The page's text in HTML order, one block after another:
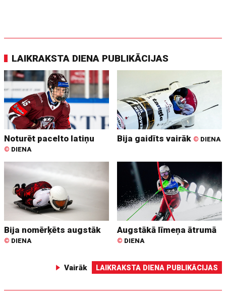
LAIKRAKSTA DIENA PUBLIKĀCIJAS
Noturēt pacelto latiņu
© DIENA
Bija gaidīts vairāk © DIENA
Bija nomērķēts augstāk
© DIENA
Augstākā līmeņa ātrumā
© DIENA
Vairāk LAIKRAKSTA DIENA PUBLIKĀCIJAS